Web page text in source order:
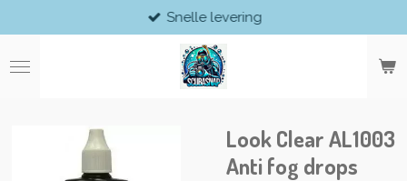
direct
naar
de
Snelle levering
Look Clear AL1003
Anti fog drops